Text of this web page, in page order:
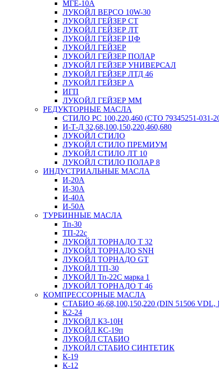
МГЕ-10А
ЛУКОЙЛ ВЕРСО 10W-30
ЛУКОЙЛ ГЕЙЗЕР CT
ЛУКОЙЛ ГЕЙЗЕР ЛТ
ЛУКОЙЛ ГЕЙЗЕР ЦФ
ЛУКОЙЛ ГЕЙЗЕР
ЛУКОЙЛ ГЕЙЗЕР ПОЛАР
ЛУКОЙЛ ГЕЙЗЕР УНИВЕРСАЛ
ЛУКОЙЛ ГЕЙЗЕР ЛТД 46
ЛУКОЙЛ ГЕЙЗЕР А
ИГП
ЛУКОЙЛ ГЕЙЗЕР ММ
РЕДУКТОРНЫЕ МАСЛА
СТИЛО РС 100,220,460 (СТО 79345251-031-
И-Т-Д 32,68,100,150,220,460,680
ЛУКОЙЛ СТИЛО
ЛУКОЙЛ СТИЛО ПРЕМИУМ
ЛУКОЙЛ СТИЛО ЛТ 10
ЛУКОЙЛ СТИЛО ПОЛАР 8
ИНДУСТРИАЛЬНЫЕ МАСЛА
И-20А
И-30А
И-40А
И-50А
ТУРБИННЫЕ МАСЛА
Тп-30
ТП-22с
ЛУКОЙЛ ТОРНАДО T 32
ЛУКОЙЛ ТОРНАДО SNH
ЛУКОЙЛ ТОРНАДО GT
ЛУКОЙЛ ТП-30
ЛУКОЙЛ Тп-22С марка 1
ЛУКОЙЛ ТОРНАДО T 46
КОМПРЕССОРНЫЕ МАСЛА
СТАБИО 46,68,100,150,220 (DIN 51506 VDL,
К2-24
ЛУКОЙЛ К3-10Н
ЛУКОЙЛ КС-19п
ЛУКОЙЛ СТАБИО
ЛУКОЙЛ СТАБИО СИНТЕТИК
К-19
К-12